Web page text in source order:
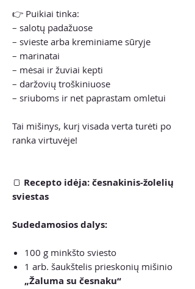
👉 Puikiai tinka:
– salotų padažuose
– svieste arba kreminiame sūryje
– marinatai
– mėsai ir žuviai kepti
– daržovių troškiniuose
– sriuboms ir net paprastam omletui
Tai mišinys, kurį visada verta turėti po
ranka virtuvėje!
🍞 Recepto idėja: česnakinis-žolelių
sviestas
Sudedamosios dalys:
100 g minkšto sviesto
1 arb. šaukštelis prieskonių mišinio
„Žaluma su česnaku“